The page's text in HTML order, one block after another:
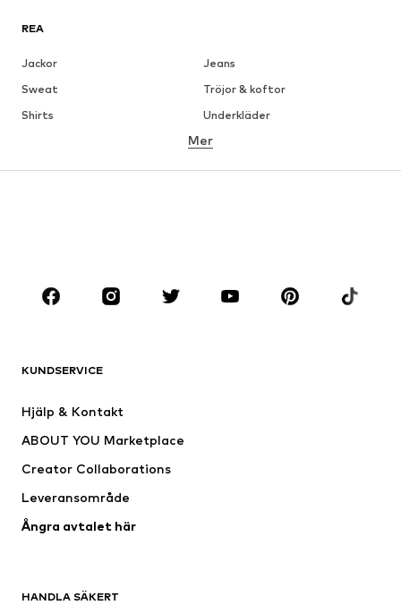
REA
Jackor
Jeans
Sweat
Tröjor & koftor
Shirts
Underkläder
Skjortor
Rockar
Kostymer & kavajer
KLÄDER
Jackor
Badkläder
Tillfällen
Upcycling
Mer
KUNDSERVICE
Hjälp & Kontakt
ABOUT YOU Marketplace
Creator Collaborations
Leveransområde
Ångra avtalet här
HANDLA SÄKERT